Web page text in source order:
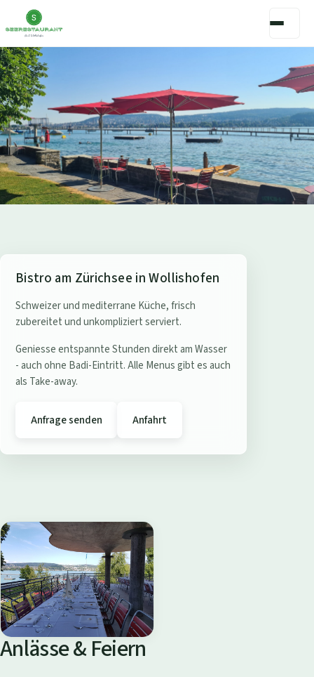
S
e
e
e
s
r
B
a
d
i
W
o
l
Bistro am Zürichsee in Wollishofen
Schweizer und mediterrane Küche, frisch
zubereitet und unkompliziert serviert.
Geniesse entspannte Stunden direkt am Wasser
- auch ohne Badi-Eintritt. Alle Menus gibt es auch
als Take-away.
Anfrage senden Anfahrt
Anlässe & Feiern